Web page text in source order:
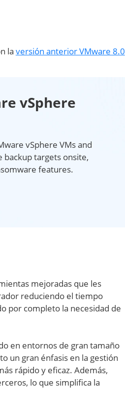
la versión anterior VMware 8.0
vSphere
vSphere VMs and
backup targets onsite,
features.
mejoradas que les
reduciendo el tiempo
por completo la necesidad de
en entornos de gran tamaño
un gran énfasis en la gestión
rápido y eficaz. Además,
lo que simplifica la